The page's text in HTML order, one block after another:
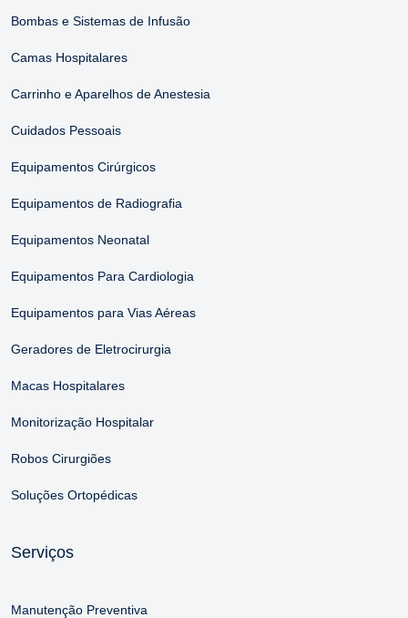
Bombas e Sistemas de Infusão
Camas Hospitalares
Carrinho e Aparelhos de Anestesia
Cuidados Pessoais
Equipamentos Cirúrgicos
Equipamentos de Radiografia
Equipamentos Neonatal
Equipamentos Para Cardiologia
Equipamentos para Vias Aéreas
Geradores de Eletrocirurgia
Macas Hospitalares
Monitorização Hospitalar
Robos Cirurgiões
Soluções Ortopédicas
Serviços
Manutenção Preventiva